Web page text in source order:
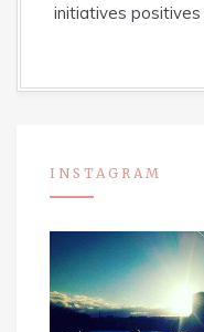
initiatives
INSTAGRAM